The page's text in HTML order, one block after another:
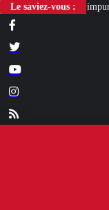
Le saviez-vous :
des médias de gauche